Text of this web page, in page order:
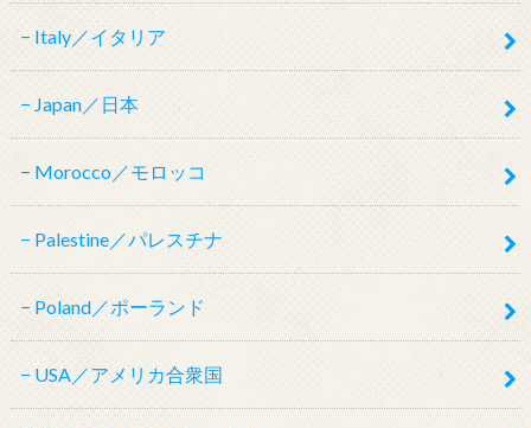
Italy／イタリア
Japan／日本
Morocco／モロッコ
Palestine／パレスチナ
Poland／ポーランド
USA／アメリカ合衆国